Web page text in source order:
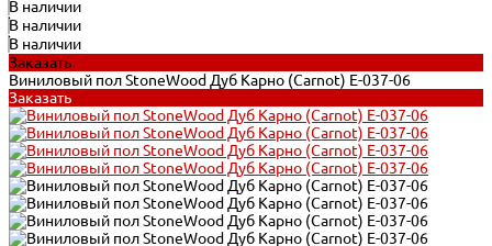
В наличии
В наличии
В наличии
Заказать
Виниловый пол StoneWood Дуб Карно (Carnot) E-037-06
Заказать